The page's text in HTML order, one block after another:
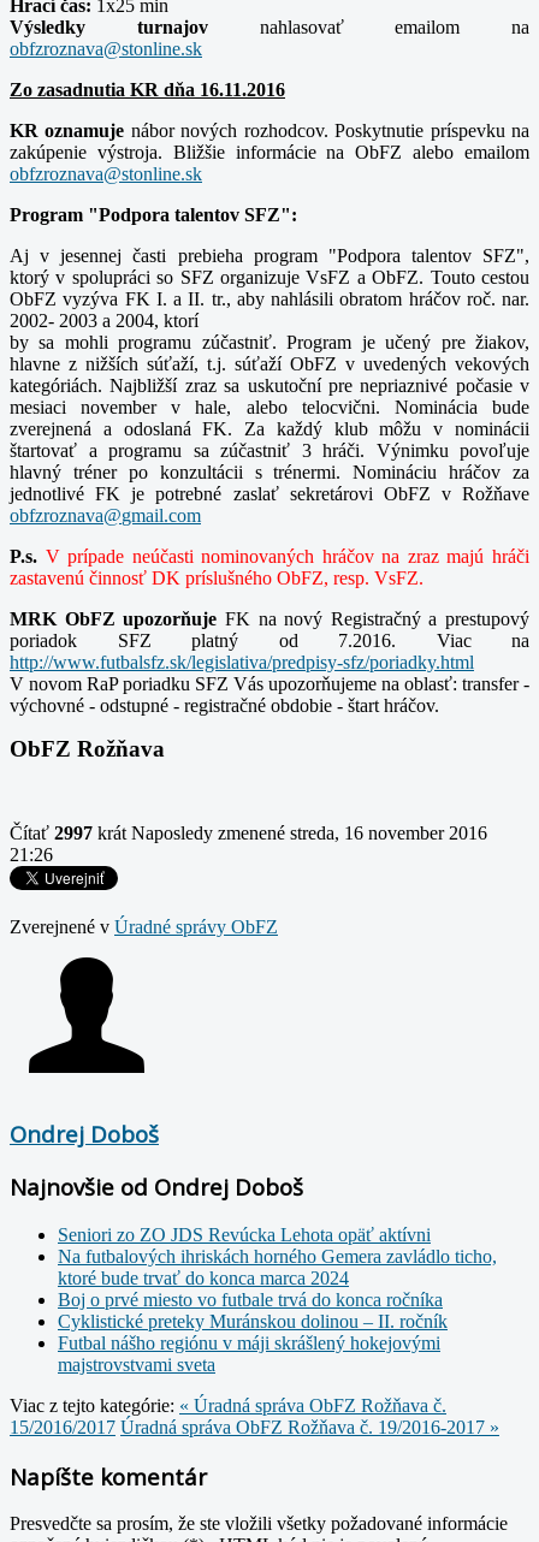
Hrací čas: 1x25 min
Výsledky turnajovnahlasovať emailom na
Zo zasadnutia KR dňa 16.11.2016
KR oznamuje nábor nových rozhodcov. Poskytnutie príspevku na
zakúpenie výstroja. Bližšie informácie na ObFZ alebo emailom
Program "Podpora talentov SFZ":
Aj v jesennej časti prebieha program "Podpora talentov SFZ",
ktorýv spolupráci so SFZ organizuje VsFZ a ObFZ. Touto cestou
ObFZ vyzýva FK I. a II. tr., aby nahlásili obratom hráčov roč. nar.
2002- 2003 a 2004, ktorí
by sa mohli programu zúčastniť. Program je učený pre žiakov,
hlavne z nižších súťaží, t.j. súťaží ObFZ v uvedených vekových
kategóriách. Najbližší zraz sa uskutoční pre nepriaznivé počasie v
mesiaci november v hale, alebo telocvični. Nominácia bude
zverejnená a odoslaná FK. Za každý klub môžu v nominácii
štartovať a programu sa zúčastniť 3 hráči. Výnimku povoľuje
hlavný tréner po konzultácii s trénermi. Nomináciu hráčov za
jednotlivé FK je potrebné zaslať sekretárovi ObFZ v Rožňave
P.s. V prípade neúčasti nominovaných hráčov na zraz majú hráči
zastavenú činnosť DK príslušného ObFZ, resp. VsFZ.
MRK ObFZ upozorňuje FK na nový Registračný a prestupový
poriadok SFZ platný od 7.2016. Viac na
http://www.futbalsfz.sk/legislativa/predpisy-sfz/poriadky.html
V novom RaP poriadku SFZ Vás upozorňujeme na oblasť: transfer -
výchovné - odstupné - registračné obdobie - štart hráčov.
ObFZ Rožňava
Čítať 2997 krát Naposledy zmenené streda, 16 november 2016
21:26
Zverejnené v Úradné správy ObFZ
Ondrej Doboš
Najnovšie od Ondrej Doboš
Seniori zo ZO JDS Revúcka Lehota opäť aktívni
Na futbalových ihriskách horného Gemera zavládlo ticho,
ktoré bude trvať do konca marca 2024
Boj o prvé miesto vo futbale trvá do konca ročníka
Cyklistické preteky Muránskou dolinou – II. ročník
Futbal nášho regiónu v máji skrášlený hokejovými
majstrovstvami sveta
Viac z tejto kategórie: « Úradná správa ObFZ Rožňava č.
15/2016/2017 Úradná správa ObFZ Rožňava č. 19/2016-2017 »
Napíšte komentár
Presvedčte sa prosím, že ste vložili všetky požadované informácie